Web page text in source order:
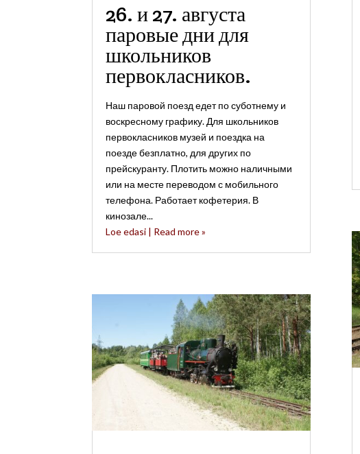
26. и 27. августа
паровые дни для
школьников
первокласников.
Наш паровой поезд едет по суботнему и
воскресному графику. Для школьников
первокласников музей и поездка на
поезде безплатно, для других по
прейскуранту. Плотить можно наличными
или на месте переводом с мобильного
телефона. Работает кофетерия. В
кинозале...
Loe edasi | Read more »